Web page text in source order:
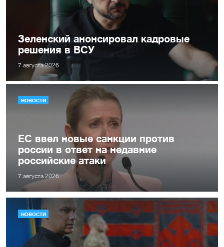
Зеленский анонсировал кадровые
решения в ВСУ
7 августа 2026
НОВОСТИ
ЕС ввел новые санкции против
россии в ответ на недавние
российские атаки
7 августа 2026
НОВОСТИ